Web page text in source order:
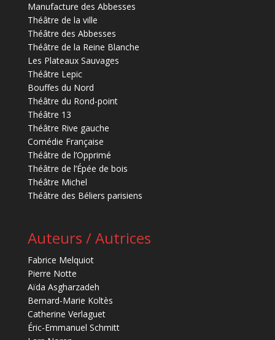
Manufacture des Abbesses
Théâtre de la ville
Théâtre des Abbesses
Théâtre de la Reine Blanche
Les Plateaux Sauvages
Théâtre Lepic
Bouffes du Nord
Théâtre du Rond-point
Théâtre 13
Théâtre Rive gauche
Comédie Française
Théâtre de l’Opprimé
Théâtre de l’Épée de bois
Théâtre Michel
Théâtre des Béliers parisiens
Auteurs / Autrices
Fabrice Melquiot
Pierre Notte
Aïda Asgharzadeh
Bernard-Marie Koltès
Catherine Verlaguet
Éric-Emmanuel Schmitt